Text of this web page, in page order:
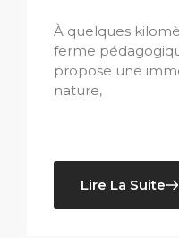
À quelques
ferme
propose une
nature,
Lire La Suite